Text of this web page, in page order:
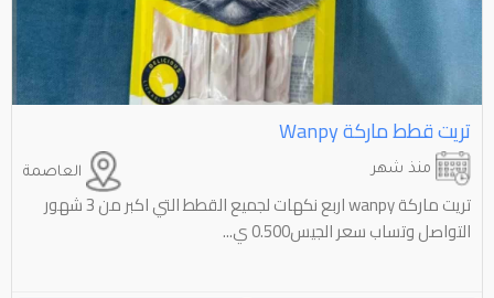
تريت قطط ماركة ⁦⁦wanpy⁩⁩
العاصمة منذ شهر
تريت ماركة wanpy اربع نكهات لجميع القطط التي اكبر من 3 شهور
التواصل وتساب سعر الجيس0.500 ي...